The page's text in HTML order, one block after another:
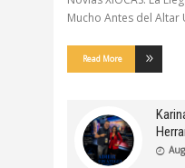
Mucho Antes del
Read More